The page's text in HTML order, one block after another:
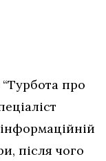
про
після чого